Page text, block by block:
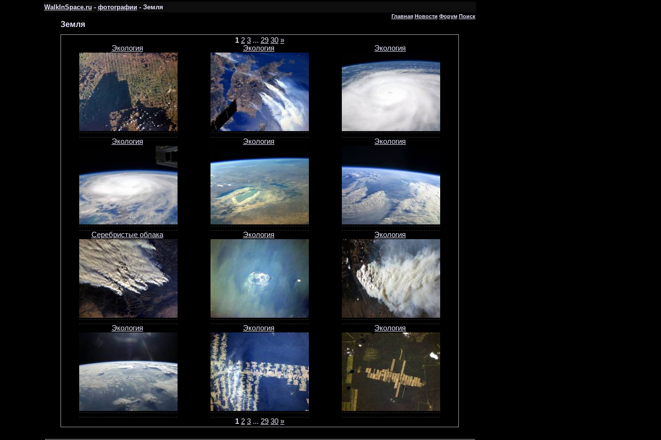
WalkInSpace.ru-фотографии- Земля
Главная Новости Форум Поиск
Земля
1 2 3 ... 29 30 »
Экология
Экология Экология
Экология Экология Экология
Серебристые облака Экология Экология
Экология Экология Экология
1 2 3 ... 29 30 »